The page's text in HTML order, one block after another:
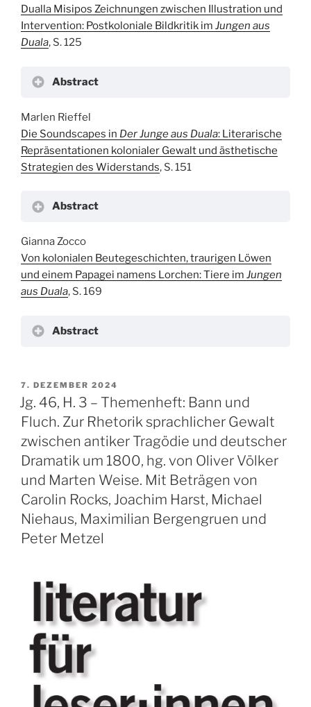
Dualla Misipos Zeichnungen zwischen Illustration und
Intervention: Postkoloniale Bildkritik im Jungen aus
Duala, S. 125
Abstract
Marlen Rieffel
Die Soundscapes in Der Junge aus Duala: Literarische
Repräsentationen kolonialer Gewalt und ästhetische
Strategien des Widerstands, S. 151
Abstract
Gianna Zocco
Von kolonialen Beutegeschichten, traurigen Löwen
und einem Papagei namens Lorchen: Tiere im Jungen
aus Duala, S. 169
Abstract
VERÖFFENTLICHT
AM
7. DEZEMBER 2024
Jg. 46, H. 3 – Themenheft: Bann und
Fluch. Zur Rhetorik sprachlicher Gewalt
zwischen antiker Tragödie und deutscher
Dramatik um 1800, hg. von Oliver Völker
und Marten Weise. Mit Beträgen von
Carolin Rocks, Joachim Harst, Michael
Niehaus, Maximilian Bergengruen und
Peter Metzel